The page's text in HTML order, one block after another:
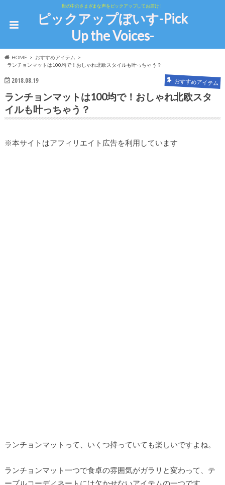
世の中のさまざまな声をピックアップしてお届け！
ピックアップぼいす-Pick
Up the Voices-
HOME
おすすめアイテム
ランチョンマットは100均で！おしゃれ北欧スタイルも叶っちゃう？
2018.08.19 おすすめアイテム
ランチョンマットは100均で！おしゃれ北欧スタ
イルも叶っちゃう？
※本サイトはアフィリエイト広告を利用しています
ランチョンマットって、いくつ持っていても楽しいですよね。
ランチョンマット一つで食卓の雰囲気がガラリと変わって、テ
ーブルコーディネートには欠かせないアイテムの一つです。